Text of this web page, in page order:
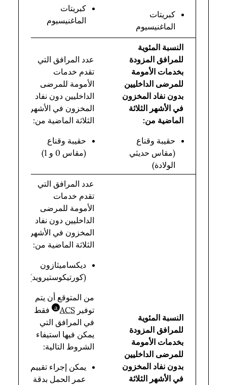
كبريتات
الماغنيسيوم
كبريتات
الماغنيسيوم
النسبة المئوية
للمرافق المزودة
بخدمات الأمومة
للمرضى الداخليين
بدون نفاد المخزون
في الأشهر الثلاثة
الماضية من:
حقيبة وقناع
(مقاس حديثي
الولادة)
عدد المرافق التي
تقدم خدمات
الأمومة للمرضى
الداخليين دون نفاد
المخزون في الأشهر
الثلاثة الماضية من:
حقيبة وقناع
(مقاس 0 و 1)
النسبة المئوية
للمرافق المزودة
بخدمات الأمومة
للمرضى الداخليين
بدون نفاد المخزون
في الأشهر الثلاثة
عدد المرافق التي
تقدم خدمات
الأمومة للمرضى
الداخليين دون نفاد
المخزون في الأشهر
الثلاثة الماضية من:
ديكساميثازون
(كورتيكوستيرويد)
من المتوقع أن يتم
توفير ACS
a
bbreviation
فقط
في المرافق التي
يمكن فيها استيفاء
الشروط التالية:
يمكن إجراء تقييم
عمر الحمل بدقة